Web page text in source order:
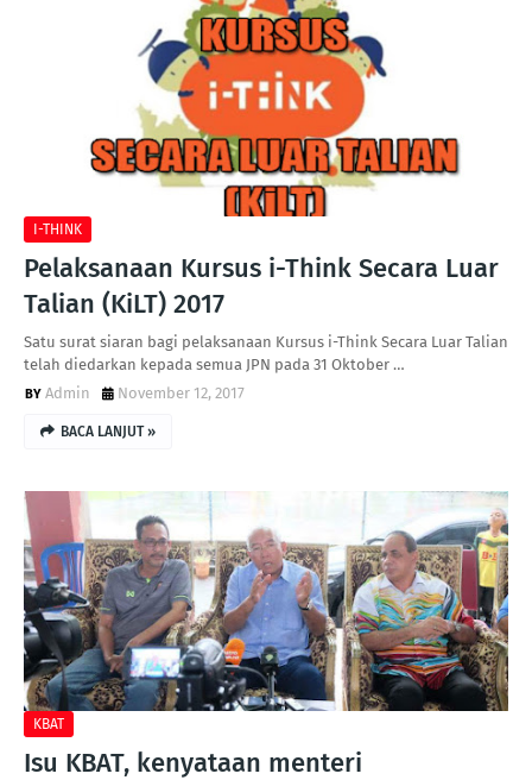
I-THINK
Pelaksanaan Kursus i-Think Secara Luar
Talian (KiLT) 2017
Satu surat siaran bagi pelaksanaan Kursus i-Think Secara Luar Talian
telah diedarkan kepada semua JPN pada 31 Oktober …
Admin
November 12, 2017
BACA LANJUT »
KBAT
Isu KBAT, kenyataan menteri